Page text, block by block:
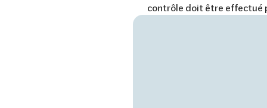
contrôle doit être effectué